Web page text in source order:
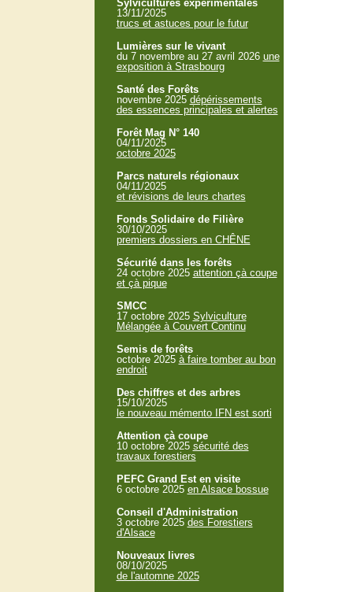
Sylvicultures expérimentales
13/11/2025
trucs et astuces pour le futur
Lumières sur le vivant
du 7 novembre au 27 avril 2026 une
exposition à Strasbourg
Santé des Forêts
novembre 2025 dépérissements
des essences principales et alertes
Forêt Mag N° 140
04/11/2025
octobre 2025
Parcs naturels régionaux
04/11/2025
et révisions de leurs chartes
Fonds Solidaire de Filière
30/10/2025
premiers dossiers en CHÊNE
Sécurité dans les forêts
24 octobre 2025 attention çà coupe
et çà pique
SMCC
17 octobre 2025 Sylviculture
Mélangée à Couvert Continu
Semis de forêts
octobre 2025 à faire tomber au bon
endroit
Des chiffres et des arbres
15/10/2025
le nouveau mémento IFN est sorti
Attention çà coupe
10 octobre 2025 sécurité des
travaux forestiers
PEFC Grand Est en visite
6 octobre 2025 en Alsace bossue
Conseil d'Administration
3 octobre 2025 des Forestiers
d'Alsace
Nouveaux livres
08/10/2025
de l'automne 2025